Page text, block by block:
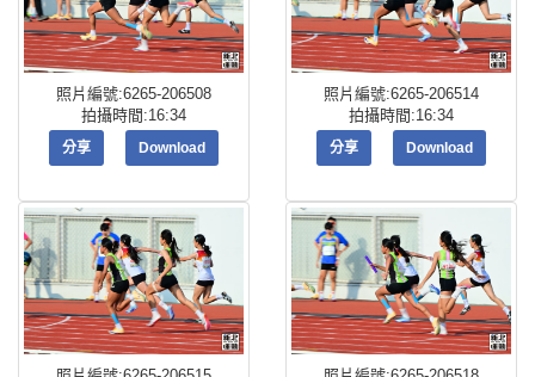
照片編號:6265-206508
拍攝時間:16:34
分享 Download
照片編號:6265-206514
拍攝時間:16:34
分享 Download